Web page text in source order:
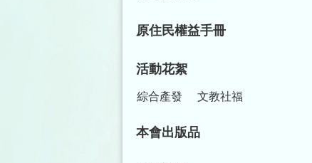
原住民權益手冊
活動花絮
綜合產發 文教社福
本會出版品